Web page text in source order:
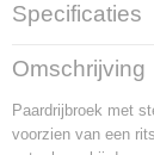
Specificaties
Productcode
1874-8814
Omschrijving
Paardrijbroek met
voorzien van een